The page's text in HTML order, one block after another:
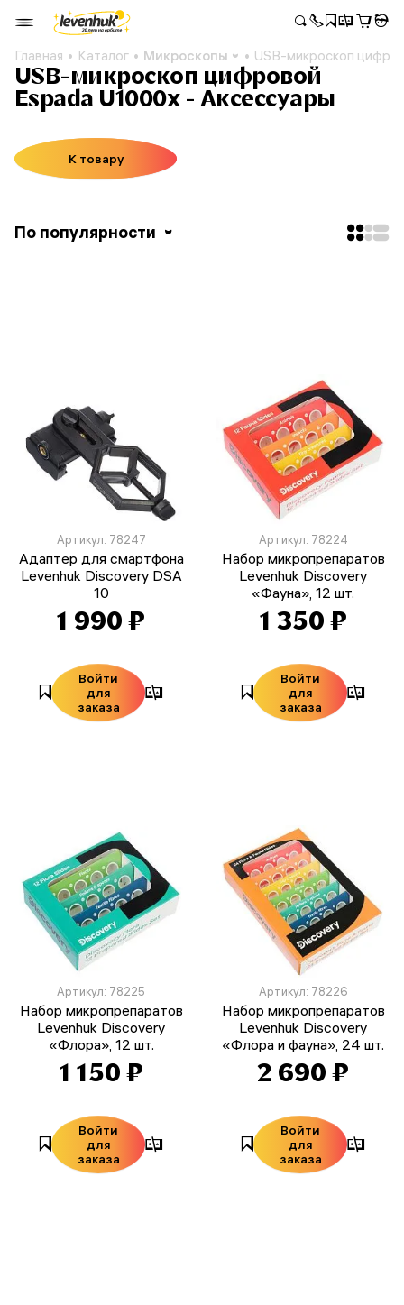
Главная Каталог Микроскопы USB-микроскоп
USB-микроскоп цифровой
Espada U1000x - Аксессуары
К товару
По популярности
Артикул: 78247
Адаптер для смартфона
Levenhuk Discovery DSA
10
1 990 ₽
Войти
для
заказа
Артикул: 78224
Набор микропрепаратов
Levenhuk Discovery
«Фауна», 12 шт.
1 350 ₽
Войти
для
заказа
Артикул: 78225
Набор микропрепаратов
Levenhuk Discovery
«Флора», 12 шт.
1 150 ₽
Войти
для
заказа
Артикул: 78226
Набор микропрепаратов
Levenhuk Discovery
«Флора и фауна», 24 шт.
2 690 ₽
Войти
для
заказа